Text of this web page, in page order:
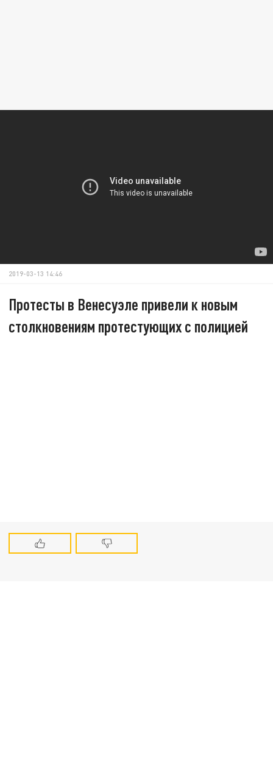
2019-03-13 14:46
Протесты в Венесуэле привели к новым
столкновениям протестующих с полицией